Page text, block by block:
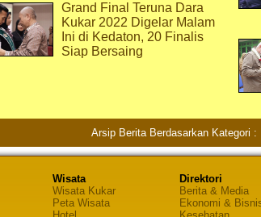
Grand Final Teruna Dara
Kukar 2022 Digelar Malam
Ini di Kedaton, 20 Finalis
Siap Bersaing
Arsip Berita Berdasarkan Kategori :
Wisata
Wisata Kukar
Peta Wisata
Direktori
Berita & Media
Ekonomi &